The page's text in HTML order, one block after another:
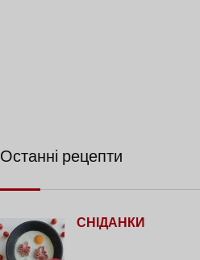
Останні рецепти
СНІДАНКИ